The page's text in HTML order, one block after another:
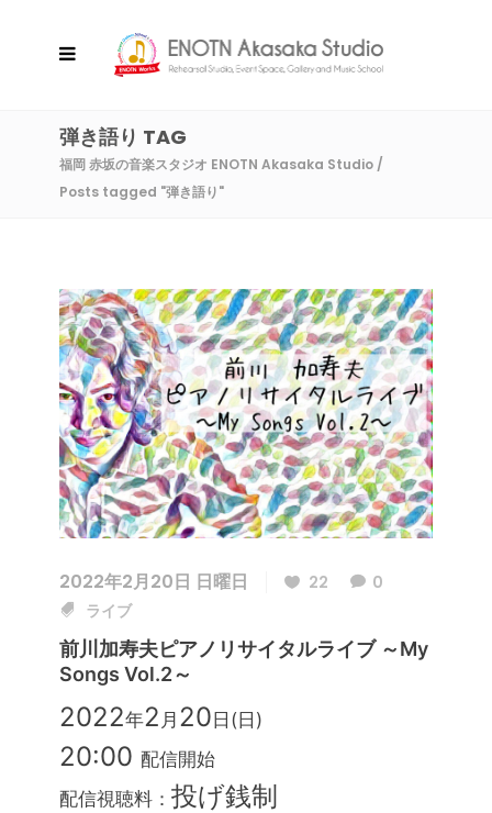
弾き語り TAG
福岡 赤坂の音楽スタジオ ENOTN Akasaka Studio /
Posts tagged "弾き語り"
2022年2月20日 日曜日 22
0
ライブ
前川加寿夫ピアノリサイタルライブ ～My
Songs Vol.2～
2022年2 月 20日(日)
20:00 配信開始
配信視聴料： 投げ銭制